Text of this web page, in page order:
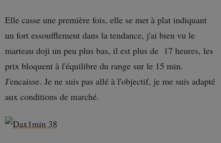
Elle casse une première fois, elle se met à plat indiquant
un fort essoufflement dans la tendance, j'ai bien vu le
marteau doji un peu plus bas, il est plus de 17 heures, les
prix bloquent à l'équilibre du range sur le 15 min.
J'encaisse. Je ne suis pas allé à l'objectif, je me suis adapté
aux conditions de marché.